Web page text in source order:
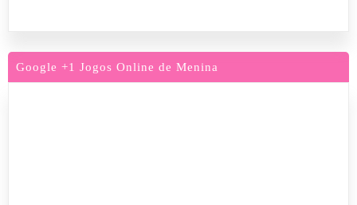
Google +1 Jogos Online de Menina